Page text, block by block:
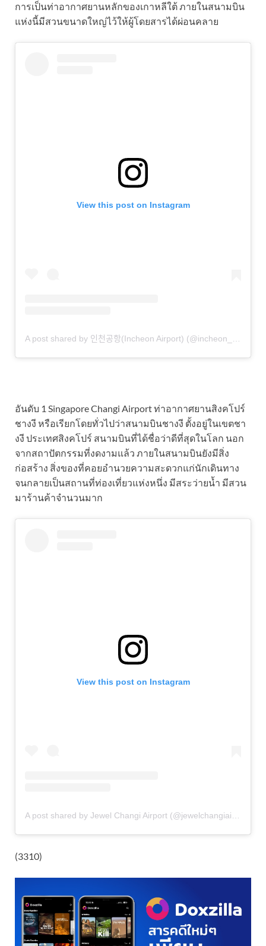
การเป็นท่าอากาศยานหลักของเกาหลีใต้ ภายในสนามบิน
แห่งนี้มีสวนขนาดใหญ่ไว้ให้ผู้โดยสารได้ผ่อนคลาย
View this post on Instagram
A post shared by 인천공항(Incheon Airport) (@incheon_airport)
อันดับ 1 Singapore Changi Airport ท่าอากาศยานสิงคโปร์
ชางงี หรือเรียกโดยทั่วไปว่าสนามบินชางงี ตั้งอยู่ในเขตชา
งงี ประเทศสิงคโปร์ สนามบินที่ได้ชื่อว่าดีที่สุดในโลก นอก
จากสถาปัตกรรมที่งดงามแล้ว ภายในสนามบินยังมีสิ่ง
ก่อสร้าง สิ่งของที่คอยอำนวยความสะดวกแก่นักเดินทาง
จนกลายเป็นสถานที่ท่องเที่ยวแห่งหนึ่ง มีสระว่ายน้ำ มีสวน
มาร้านค้าจำนวนมาก
View this post on Instagram
A post shared by Jewel Changi Airport (@jewelchangiairport)
(3310)